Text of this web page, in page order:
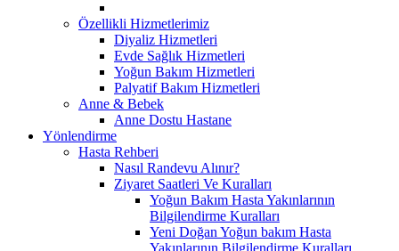
Özellikli Hizmetlerimiz
Diyaliz Hizmetleri
Evde Sağlık Hizmetleri
Yoğun Bakım Hizmetleri
Palyatif Bakım Hizmetleri
Anne & Bebek
Anne Dostu Hastane
Yönlendirme
Hasta Rehberi
Nasıl Randevu Alınır?
Ziyaret Saatleri Ve Kuralları
Yoğun Bakım Hasta Yakınlarının
Bilgilendirme Kuralları
Yeni Doğan Yoğun bakım Hasta
Yakınlarının Bilgilendirme Kuralları